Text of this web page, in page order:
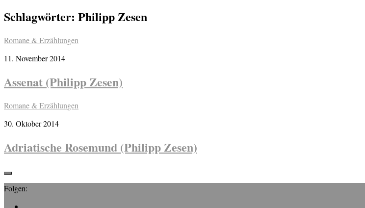
Schlagwörter: Philipp Zesen
Romane & Erzählungen
11. November 2014
Assenat (Philipp Zesen)
Romane & Erzählungen
30. Oktober 2014
Adriatische Rosemund (Philipp Zesen)
Folgen: